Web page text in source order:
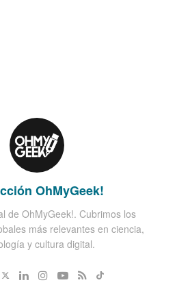
OhMyGeek!
de OhMyGeek!. Cubrimos los
más relevantes en ciencia,
y cultura digital.